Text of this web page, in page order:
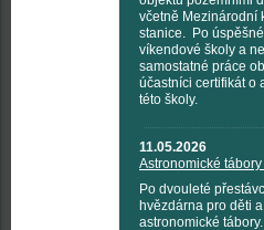
včetně Mezinárodní
stanice. Po
víkendové školy a
samostatné práce
účastníci certifikát o
této školy.
11.05.2026
Astronomické
Po dvouleté
hvězdárna pro děti
astronomické